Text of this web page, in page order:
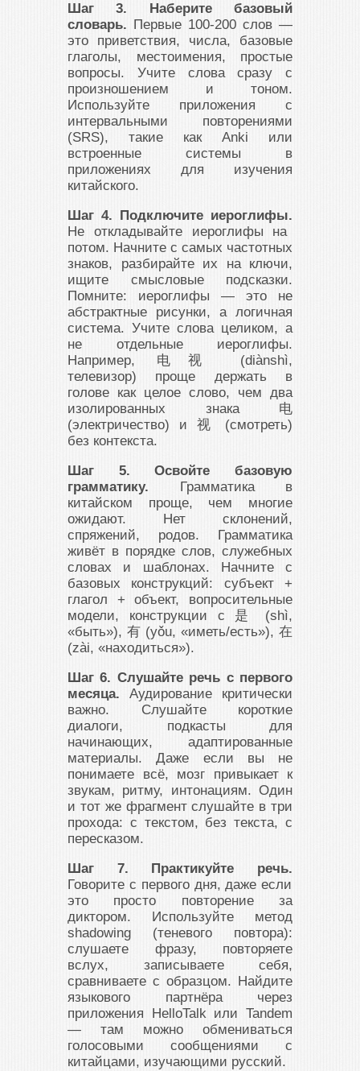
Шаг 3. Наберите базовый
словарь. Первые 100-200 слов —
это приветствия, числа, базовые
глаголы, местоимения, простые
вопросы. Учите слова сразу с
произношением и тоном.
Используйте приложения с
интервальными повторениями
(SRS), такие как Anki или
встроенные системы в
приложениях для изучения
китайского.
Шаг 4. Подключите иероглифы.
Не откладывайте иероглифы на
потом. Начните с самых частотных
знаков, разбирайте их на ключи,
ищите смысловые подсказки.
Помните: иероглифы — это не
абстрактные рисунки, а логичная
система. Учите слова целиком, а
не отдельные иероглифы.
Например, 电视 (diànshì,
телевизор) проще держать в
голове как целое слово, чем два
изолированных знака 电
(электричество) и 视 (смотреть)
без контекста.
Шаг 5. Освойте базовую
грамматику. Грамматика в
китайском проще, чем многие
ожидают. Нет склонений,
спряжений, родов. Грамматика
живёт в порядке слов, служебных
словах и шаблонах. Начните с
базовых конструкций: субъект +
глагол + объект, вопросительные
модели, конструкции с 是 (shì,
«быть»), 有 (yǒu, «иметь/есть»), 在
(zài, «находиться»).
Шаг 6. Слушайте речь с первого
месяца. Аудирование критически
важно. Слушайте короткие
диалоги, подкасты для
начинающих, адаптированные
материалы. Даже если вы не
понимаете всё, мозг привыкает к
звукам, ритму, интонациям. Один
и тот же фрагмент слушайте в три
прохода: с текстом, без текста, с
пересказом.
Шаг 7. Практикуйте речь.
Говорите с первого дня, даже если
это просто повторение за
диктором. Используйте метод
shadowing (теневого повтора):
слушаете фразу, повторяете
вслух, записываете себя,
сравниваете с образцом. Найдите
языкового партнёра через
приложения HelloTalk или Tandem
— там можно обмениваться
голосовыми сообщениями с
китайцами, изучающими русский.